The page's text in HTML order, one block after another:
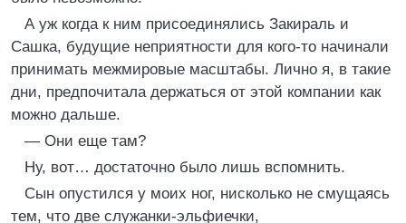
А уж когда к ним присоединялись Закираль и
Сашка, будущие неприятности для кого-то начинали
принимать межмировые масштабы. Лично я, в такие
дни, предпочитала держаться от этой компании как
можно дальше.
— Они еще там?
Ну, вот… достаточно было лишь вспомнить.
Сын опустился у моих ног, нисколько не смущаясь
тем, что две служанки-эльфиечки,